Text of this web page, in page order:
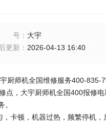
号： 大宇
更新： 2026-04-13 16:40
厨师机全国维修服务400-
点，大宇厨师机全国400报修
卡顿，机器过热，频繁停机